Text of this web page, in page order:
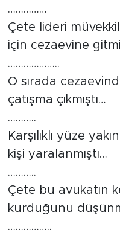
……………
Çete lideri
için cezaevine
………………..
O sırada
çatışma çıkmıştı…
………..
Karşılıklı yüze
kişi yaralanmıştı…
………..
Çete bu avukatın
kurduğunu
……………..